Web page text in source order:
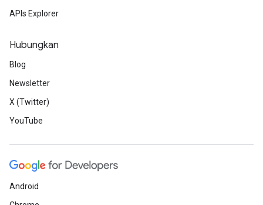
APIs Explorer
Hubungkan
Blog
Newsletter
X (Twitter)
YouTube
Android